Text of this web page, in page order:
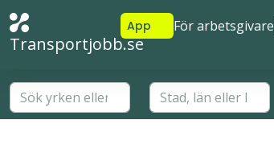
Transportjobb.se
App För arbetsgivare